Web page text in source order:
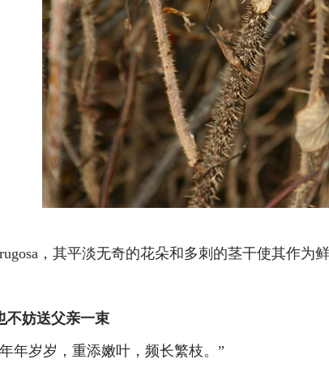
，其平淡无奇的花朵和多刺的茎干使其作为
不妨送父亲一束
年岁岁，重添嫩叶，频长繁枝。”